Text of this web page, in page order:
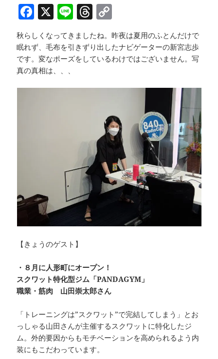
F
a
c
e
b
o
X Li
n
e
T
h
re
a
s
o
p
y
n
秋らしくなってきましたね。昨夜は夏用のふとんだけで
眠れず、毛布を引きずり出したナビゲーターの新宮志歩
です。変なポーズをしているわけではございません。写
真の真相は、、、
【きょうのゲスト】
・８月に人形町にオープン！
スクワット特化型ジム「PANDAGYM」
職業・筋肉 山田崇太郎さん
「トレーニングは”スクワット”で完結してしまう」とお
っしゃる山田さんが主催するスクワットに特化したジ
ム。外的要因からもモチベーションを高められるよう内
装にもこだわっています。